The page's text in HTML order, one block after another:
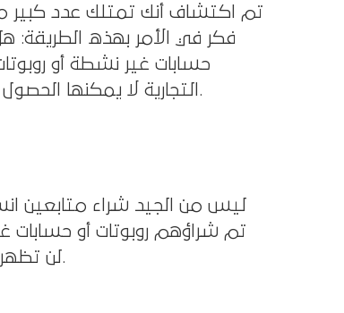
تم اكتشاف أنك تمتلك عدد كبير
فكر في الأمر بهذه
حسابات غير نشطة أو
التجارية لا يمكنها الحصول على متابعين حقيقيين من خلال المحتوى الجيد الذي تقدمه وحده.
ليس من الجيد شراء متابعين
تم شراؤهم روبوتات أو حسابات
لن تظهر في “استكشاف الصفحات” أو في خلاصات الأخبار لجمهورك الحقيقي.